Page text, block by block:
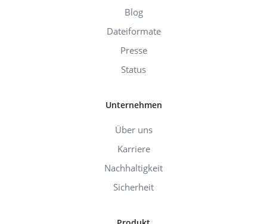
Blog
Dateiformate
Presse
Status
Unternehmen
Über uns
Karriere
Nachhaltigkeit
Sicherheit